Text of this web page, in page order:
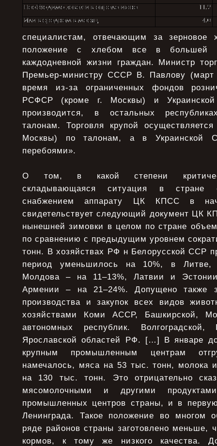
специалистам, отвечающим за зерновое
положение с хлебом все в большей
каждодневной жизни граждан. Министр
Премьер-министру СССР В. Павлову (март
время из-за ограниченных фондов
РСФСР (кроме г. Москвы) и
производится, в остальных
талонам. Торговля крупой
Москвы) по талонам, а в
перебоями».
О том, в какой степени
складывающаяся ситуация в стране
снабжением аппарату ЦК КПСС в
свидетельствует следующий документ ЦК
нынешней зимовки в целом по стране
по сравнению с предыдущим уровнем
тонн. В хозяйствах РФ н Белорусской ССР
период уменьшилось на 10%, в
Молдова – на 11–13%, Латвии и
Армении – на 21–24%. Допущено также
производства и закупок всех видов
хозяйствами Коми АССР, Башкирской,
автономных республик. Волгоградской,
Ярославской областей РФ. […] В январе
крупным промышленным центрам
намечалось, мяса на 53 тыс. тонн, молока
на 130 тыс. тонн. Это отрицательно
мясомолочными и другими
промышленных центров страны, и в
Ленинграда. Такое положение во многом
ряде районов страны заготовлено меньше,
кормов, к тому же низкого качества.